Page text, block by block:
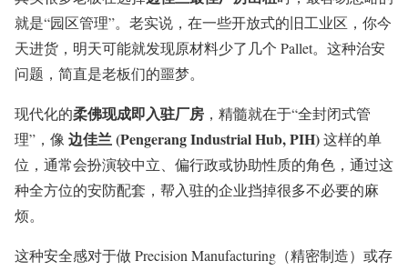
就是“园区管理”。老实说，在一些开放式的旧工业区，你今
天进货，明天可能就发现原材料少了几个 Pallet。这种治安
问题，简直是老板们的噩梦。
现代化的柔佛现成即入驻厂房 ，精髓就在于“全封闭式管
理”，像 边佳兰 (Pengerang Industrial Hub, PIH)这样的单
位，通常会扮演较中立、偏行政或协助性质的角色，通过这
种全方位的安防配套，帮入驻的企业挡掉很多不必要的麻
烦。
这种安全感对于做 Precision Manufacturing（精密制造）或存